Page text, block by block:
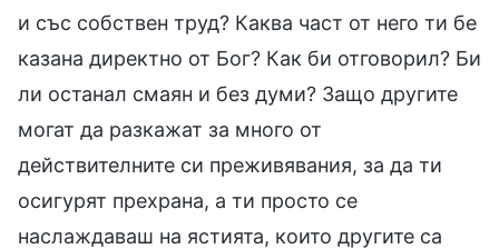
и със собствен труд? Каква част от него ти бе
казана директно от Бог? Как би отговорил? Би
ли останал смаян и без думи? Защо другите
могат да разкажат за много от
действителните си преживявания, за да ти
осигурят прехрана, а ти просто се
наслаждаваш на ястията, които другите са